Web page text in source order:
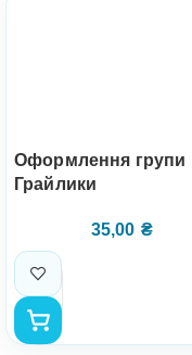
Оформлення групи
Грайлики
35,00 ₴